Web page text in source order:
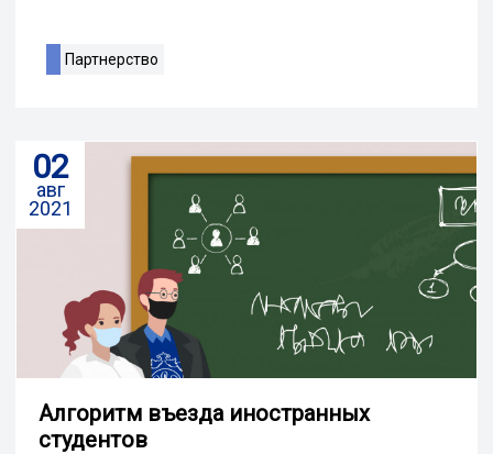
Партнерство
02
авг
2021
Алгоритм въезда иностранных
студентов